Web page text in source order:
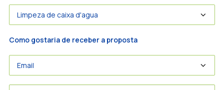
Como gostaria de receber a proposta